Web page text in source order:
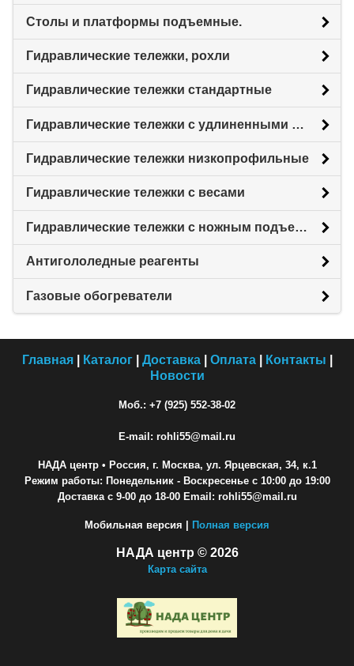
Столы и платформы подъемные.
Гидравлические тележки, рохли
Гидравлические тележки стандартные
Гидравлические тележки с удлиненными вилами
Гидравлические тележки низкопрофильные
Гидравлические тележки с весами
Гидравлические тележки с ножным подъемом
Антигололедные реагенты
Газовые обогреватели
Главная| Каталог| Доставка| Оплата| Контакты
Новости
Моб.: +7 (925) 552-38-02
E-mail: rohli55@mail.ru
НАДА центр• Россия, г. Москва, ул. Ярцевская, 34, к.1
Режим работы: Понедельник - Воскресенье с 10:00 до 19:00
Доставка с 9-00 до 18-00 Email: rohli55@mail.ru
Мобильная версия | Полная версия
НАДА центр © 2026
Карта сайта